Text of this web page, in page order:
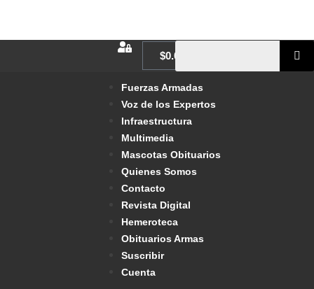
$0.00
Fuerzas Armadas
Voz de los Expertos
Infraestructura
Multimedia
Mascotas Obituarios
Quienes Somos
Contacto
Revista Digital
Hemeroteca
Obituarios Armas
Suscribir
Cuenta